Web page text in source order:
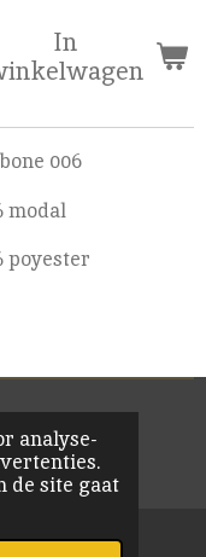
analyse-
de site gaat
In
006
modal
poyester